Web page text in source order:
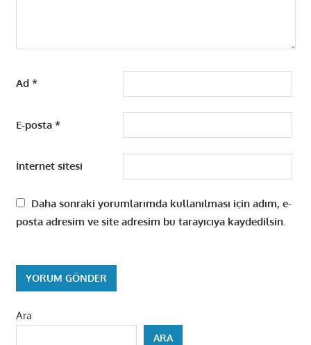
Ad *
E-posta *
İnternet sitesi
Daha sonraki yorumlarımda kullanılması için adım, e-
posta adresim ve site adresim bu tarayıcıya kaydedilsin.
Ara
ARA